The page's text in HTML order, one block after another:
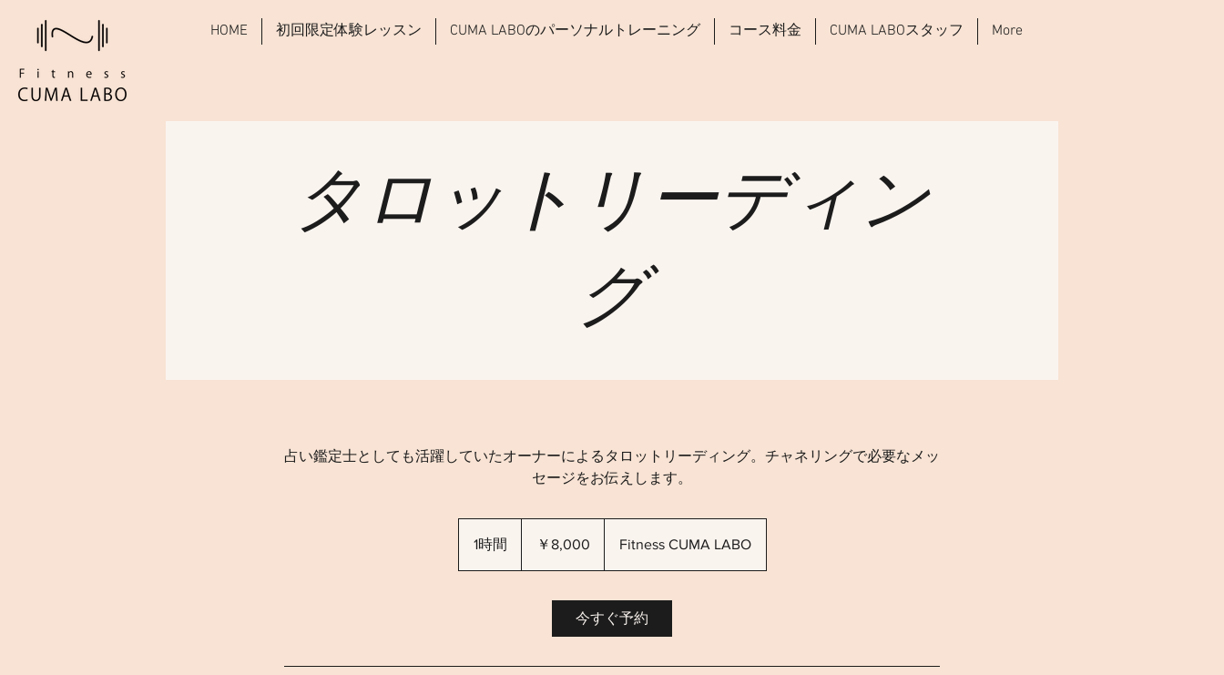
HOME 初回限定体験レッスン CUMA LABOのパーソナルトレーニング コース料金 CUMA LABOスタッフ More
タロットリーディン
グ
占い鑑定士としても活躍していたオーナーによるタロットリーディング。チャネリングで必要なメッ
セージをお伝えします。
1時間 ￥8,000 Fitness CUMA LABO
今すぐ予約